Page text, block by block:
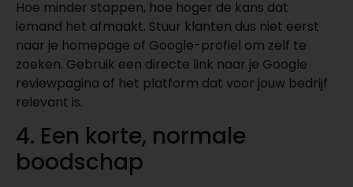
Hoe minder stappen, hoe hoger de kans dat
iemand het afmaakt. Stuur klanten dus niet eerst
naar je homepage of Google-profiel om zelf te
zoeken. Gebruik een directe link naar je Google
reviewpagina of het platform dat voor jouw bedrijf
relevant is.
4. Een korte, normale
boodschap